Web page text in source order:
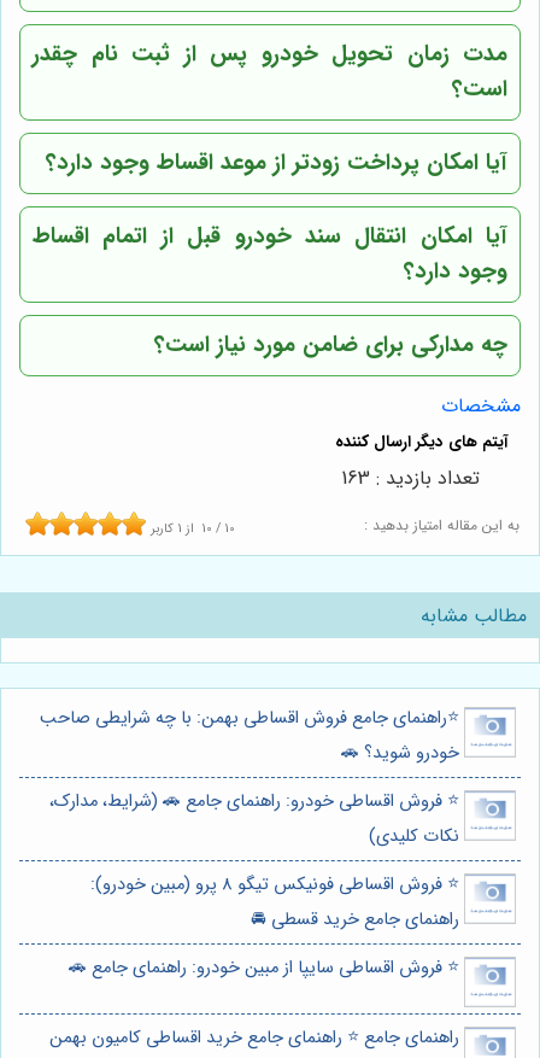
مدت زمان تحویل خودرو پس از ثبت نام چقدر
است؟
آیا امکان پرداخت زودتر از موعد اقساط وجود دارد؟
آیا امکان انتقال سند خودرو قبل از اتمام اقساط
وجود دارد؟
چه مدارکی برای ضامن مورد نیاز است؟
مشخصات
به این مقاله امتیاز بدهید : 10 / 10 از 1 کاربر
تعداد بازدید : 163
مطالب مشابه
⭐️راهنمای جامع فروش اقساطی بهمن: با چه شرایطی صاحب
خودرو شوید؟ 🚗
⭐️ فروش اقساطی خودرو: راهنمای جامع 🚗 (شرایط، مدارک،
نکات کلیدی)
⭐️ فروش اقساطی فونیکس تیگو 8 پرو (مبین خودرو):
راهنمای جامع خرید قسطی 🚘
⭐️ فروش اقساطی سایپا از مبین خودرو: راهنمای جامع 🚗
راهنمای جامع ⭐️ راهنمای جامع خرید اقساطی کامیون بهمن